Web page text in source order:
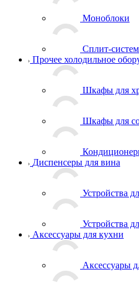
Моноблоки
Сплит-
Прочее холодильное
Шкафы для
Шкафы для
Диспенсеры для вина
Устройства
Устройства
Аксессуары для кухни
Аксессуары